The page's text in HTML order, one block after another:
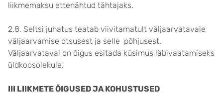
liikmemaksu ettenähtud tähtajaks.
2.8. Seltsi juhatus teatab viivitamatult väljaarvatavale
väljaarvamise otsusest ja selle põhjusest.
Väljaarvataval on õigus esitada küsimus läbivaatamiseks
üldkoosolekule.
III LIIKMETE ÕIGUSED JA KOHUSTUSED